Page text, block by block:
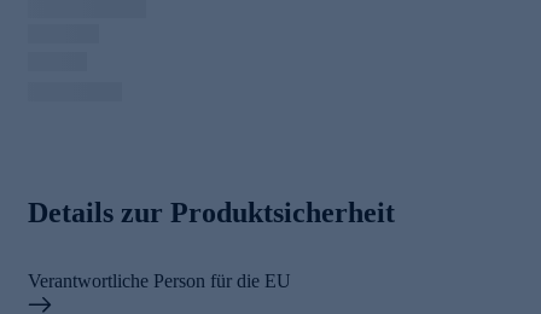
Details zur Produktsicherheit
Verantwortliche Person für die EU